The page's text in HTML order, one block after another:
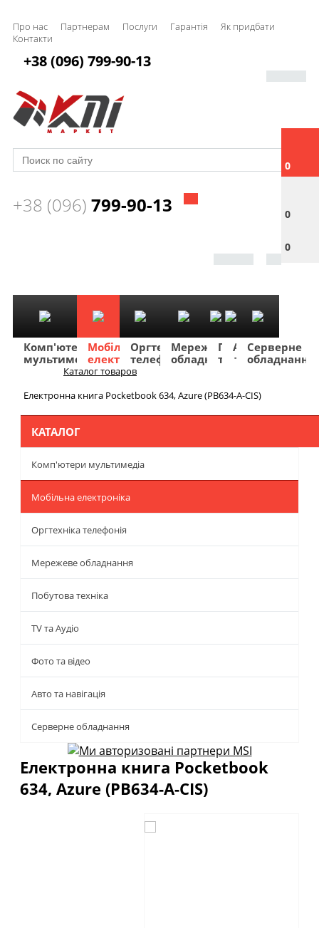
Про нас Партнерам Послуги Гарантія
Як придбати
Контакти
0
0
0
+38 (096) 799-90-13
+38 (096) 799-90-13
Комп'ютери
мультимедіа
Мобільна
електроніка
Оргтехніка
телефонія
Мережеве
обладнання
Побутова
техніка
TV
та
Фото
та
Авто
та
Серверне
обладнання
Каталог товаров
Електронна книга Pocketbook 634, Azure (PB634-A-CIS)
КАТАЛОГ
Комп'ютери мультимедіа
Мобільна електроніка
Оргтехніка телефонія
Мережеве обладнання
Побутова техніка
TV та Аудіо
Фото та відео
Авто та навігація
Серверне обладнання
Електронна книга Pocketbook
634, Azure (PB634-A-CIS)